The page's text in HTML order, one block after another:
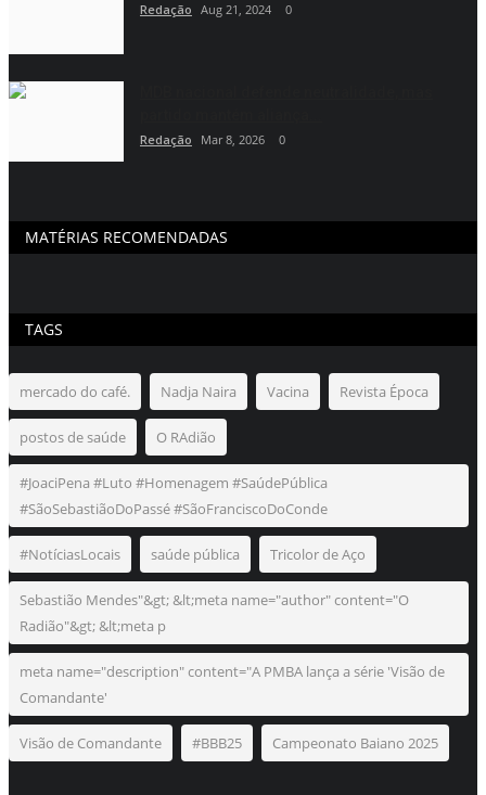
Redação Aug 21, 2024 0
Redação Mar 8, 2026 0
MATÉRIAS RECOMENDADAS
TAGS
mercado do café. Nadja Naira Vacina Revista Época
postos de saúde O RAdião
#JoaciPena #Luto #Homenagem #SaúdePública
#SãoSebastiãoDoPassé #SãoFranciscoDoConde
#NotíciasLocais saúde pública Tricolor de Aço
Sebastião Mendes"&gt; &lt;meta name="author" content="O
Radião"&gt; &lt;meta p
meta name="description" content="A PMBA lança a série 'Visão de
Comandante'
Visão de Comandante #BBB25 Campeonato Baiano 2025